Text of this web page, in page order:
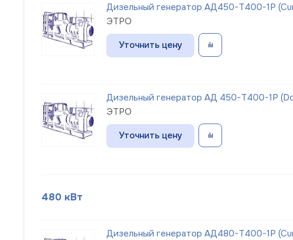
Дизельный генератор АД450-Т400-1Р
ЭТРО
Уточнить цену
Дизельный генератор АД 450-Т400-1Р
ЭТРО
Уточнить цену
480 кВт
Дизельный генератор АД480-Т400-1Р